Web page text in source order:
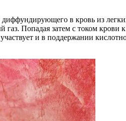
в кровь из
Попадая затем с током крови
и в поддержании